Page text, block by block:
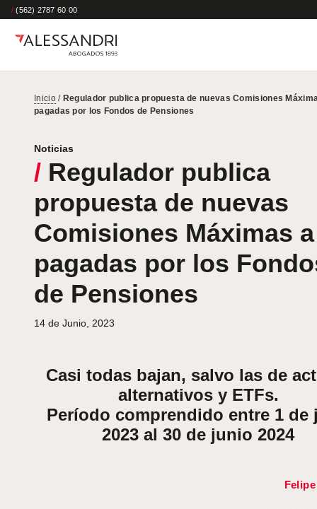
/ (562) 2787 60 00
Inicio/ Regulador publica propuesta de nuevas Comisiones
pagadas por los Fondos de Pensiones
Noticias
/ Regulador publica
propuesta de nuevas
Comisiones Máximas
pagadas por los
de Pensiones
14 de Junio, 2023
Casi todas bajan, salvo las de
alternativos y ETFs.
Período comprendido entre 1 de
2023 al 30 de junio 2024